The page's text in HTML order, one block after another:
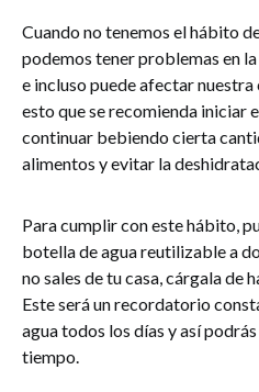
Cuando no tenemos el hábito
podemos tener problemas en
e incluso puede afectar
esto que se recomienda iniciar
continuar bebiendo cierta
alimentos y evitar la
Para cumplir con este hábito,
botella de agua reutilizable a
no sales de tu casa, cárgala de
Este será un recordatorio
agua todos los días y así
tiempo.